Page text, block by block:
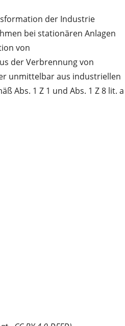
der Industrie
bei stationären Anlagen
von
der Verbrennung von
unmittelbar aus industriellen
Abs. 1 Z 1 und Abs. 1 Z 8 lit. a